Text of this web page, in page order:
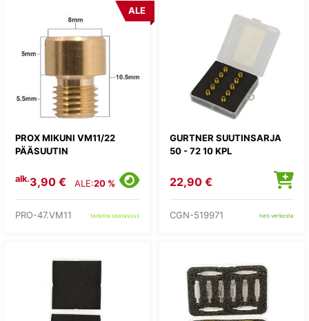
PROX MIKUNI VM11/22
PÄÄSUUTIN
ALE
alk.3,90 € ALE:20 %
PRO-47.VM11 tarkista saatavuus
GURTNER SUUTINSARJA
50 - 72 10 KPL
22,90 €
CGN-519971 heti verkosta